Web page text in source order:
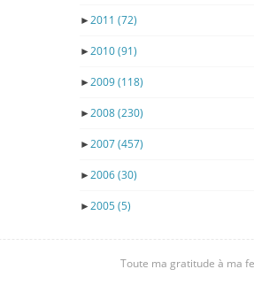
►2011 (72)
►2010(91)
►2009(118)
►2008(230)
►2007(457)
►2006(30)
►2005(5)
Toute ma gratitude à ma